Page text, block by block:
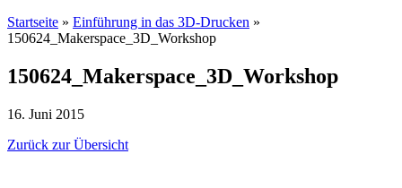
Startseite » Einführung in das 3D-Drucken »
150624_Makerspace_3D_Workshop
150624_Makerspace_3D_Workshop
16. Juni 2015
Zurück zur Übersicht